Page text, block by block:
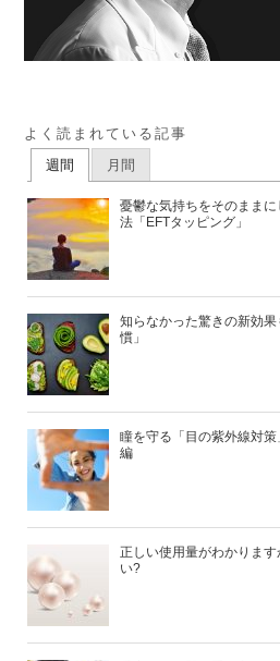
よく読まれている記事
週間 月間
憂鬱な気持ちをそのまま
法「EFTタッピング」
知らなかった驚きの新効
慣」
瞳を守る「目の紫外線対
編
正しい使用量がわかりま
い?